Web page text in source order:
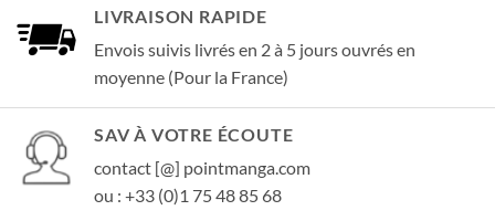
LIVRAISON RAPIDE
Envois suivis livrés en 2 à 5 jours ouvrés en
moyenne (Pour la France)
SAV À VOTRE ÉCOUTE
contact [@] pointmanga.com
ou : +33 (0)1 75 48 85 68